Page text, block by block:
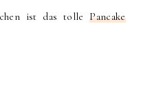
ist das tollePancake